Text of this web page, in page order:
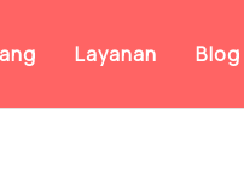
Layanan Blog